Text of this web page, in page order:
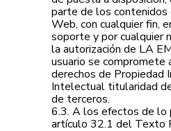
parte de los contenidos
Web, con cualquier fin,
soporte y por cualquier
la autorización de LA
usuario se compromete
derechos de Propiedad
Intelectual titularidad
de terceros.
6.3. A los efectos de lo
artículo 32.1 del Texto